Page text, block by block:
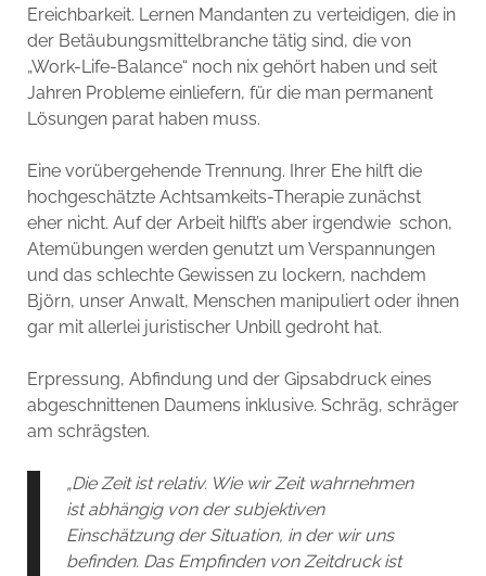
Ereichbarkeit. Lernen Mandanten zu verteidigen, die in
der Betäubungsmittelbranche tätig sind, die von
„Work-Life-Balance“ noch nix gehört haben und seit
Jahren Probleme einliefern, für die man permanent
Lösungen parat haben muss.
Eine vorübergehende Trennung. Ihrer Ehe hilft die
hochgeschätzte Achtsamkeits-Therapie zunächst
eher nicht. Auf der Arbeit hilft’s aber irgendwie schon,
Atemübungen werden genutzt um Verspannungen
und das schlechte Gewissen zu lockern, nachdem
Björn, unser Anwalt, Menschen manipuliert oder ihnen
gar mit allerlei juristischer Unbill gedroht hat.
Erpressung, Abfindung und der Gipsabdruck eines
abgeschnittenen Daumens inklusive. Schräg, schräger
am schrägsten.
„Die Zeit ist relativ. Wie wir Zeit wahrnehmen
ist abhängig von der subjektiven
Einschätzung der Situation, in der wir uns
befinden. Das Empfinden von Zeitdruck ist